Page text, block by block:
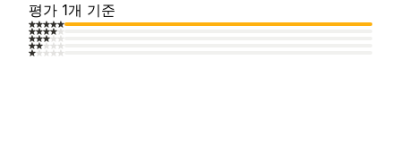
평가 1개 기준